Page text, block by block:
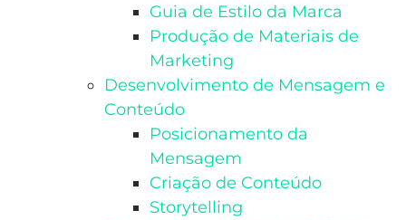
Guia de Estilo da Marca
Produção de Materiais de
Marketing
Desenvolvimento de Mensagem e
Conteúdo
Posicionamento da
Mensagem
Criação de Conteúdo
Storytelling